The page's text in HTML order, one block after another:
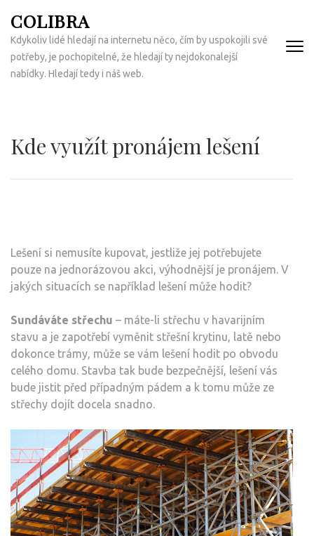
na
obsah
(Enter)
COLIBRA
Kdykoliv lidé hledají na internetu něco, čím by uspokojili své
potřeby, je pochopitelné, že hledají ty nejdokonalejší
nabídky. Hledají tedy i náš web.
Kde využít pronájem lešení
Lešení si nemusíte kupovat, jestliže jej potřebujete
pouze na jednorázovou akci, výhodnější je pronájem. V
jakých situacích se například lešení může hodit?
Sundáváte střechu – máte-li střechu v havarijním
stavu a je zapotřebí vyměnit střešní krytinu, latě nebo
dokonce trámy, může se vám lešení hodit po obvodu
celého domu. Stavba tak bude bezpečnější, lešení vás
bude jistit před případným pádem a k tomu může ze
střechy dojít docela snadno.